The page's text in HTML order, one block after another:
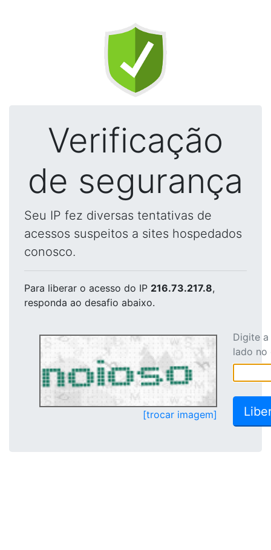
Verificação
de segurança
Seu IP fez diversas tentativas de
acessos suspeitos a sites hospedados
conosco.
Para liberar o acesso do IP 216.73.217.8,
responda ao desafio abaixo.
[trocar imagem]
Digite
lado no